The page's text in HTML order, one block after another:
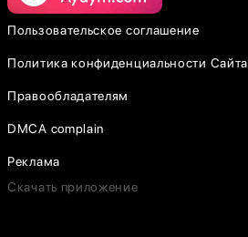
Пользовательское соглашение
Политика конфиденциальности Сайта
Правообладателям
DMCA complain
Реклама
Скачать приложение